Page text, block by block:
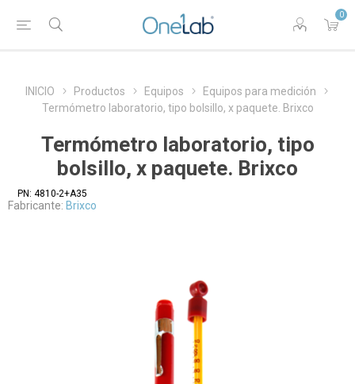
0
INICIO Productos Equipos
Equipos para medición
Termómetro laboratorio, tipo bolsillo, x paquete. Brixco
Termómetro laboratorio, tipo
bolsillo, x paquete. Brixco
PN: 4810-2+A35
Fabricante: Brixco